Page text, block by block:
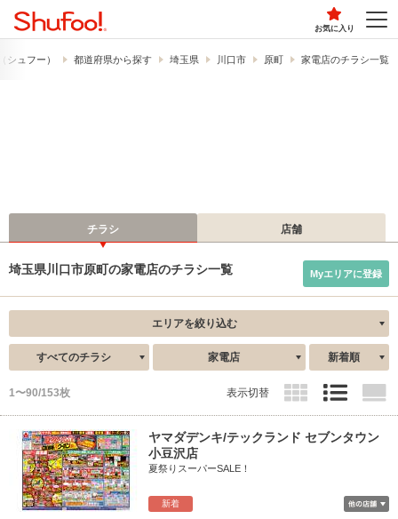
お気に入り
シュフー） 都道府県から探す 埼玉県 川口市 原町 家電店のチラシ一覧
チラシ 店舗
埼玉県川口市原町の家電店のチラシ一覧 Myエリアに登録
エリアを絞り込む
すべてのチラシ 家電店 新着順
1〜90/153枚 表示切替
新着
ヤマダデンキ/テックランド セブンタウン
小豆沢店
夏祭りスーパーSALE！